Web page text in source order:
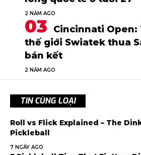
2 NĂM AGO
Cincinnati Open:
thế giới Swiatek thua
bán kết
2 NĂM AGO
TIN CÙNG LOẠI
Roll vs Flick Explained – The
Pickleball
7 NGÀY AGO